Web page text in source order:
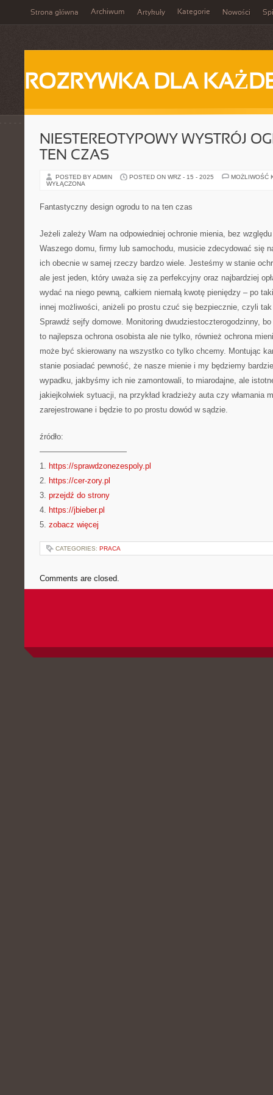
Strona główna Archiwum Artykuły Kategorie Nowości
ROZRYWKA DLA
NIESTEREOTYPOWY WYSTRÓJ
TEN CZAS
POSTED BY ADMIN POSTED ON WRZ - 15 - 2025
MOŻLIWOŚĆ
WYŁĄCZONA
Fantastyczny design ogrodu to na ten czas
Jeżeli zależy Wam na odpowiedniej ochronie mienia, bez
Waszego domu, firmy lub samochodu, musicie zdecydować się
ich obecnie w samej rzeczy bardzo wiele. Jesteśmy w stanie
ale jest jeden, który uważa się za perfekcyjny oraz najbardziej
wydać na niego pewną, całkiem niemałą kwotę pieniędzy – po
innej możliwości, aniżeli po prostu czuć się bezpiecznie, czyli
Sprawdź sejfy domowe. Monitoring dwudziestoczterogodzinny,
to najlepsza ochrona osobista ale nie tylko, również ochrona
może być skierowany na wszystko co tylko chcemy. Montując
stanie posiadać pewność, że nasze mienie i my będziemy
wypadku, jakbyśmy ich nie zamontowali, to miarodajne, ale
jakiejkolwiek sytuacji, na przykład kradzieży auta czy włamania
zarejestrowane i będzie to po prostu dowód w sądzie.
źródło:
———————————
1. https://sprawdzonezespoly.pl
2. https://cer-zory.pl
3. przejdź do strony
4. https://jbieber.pl
5. zobacz więcej
CATEGORIES: PRACA
Comments are closed.